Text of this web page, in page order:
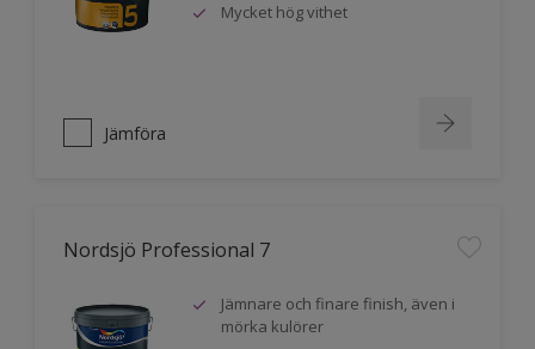
Mycket hög vithet
Jämföra
Nordsjö Professional 7
Jämnare och finare finish, även i
mörka kulörer